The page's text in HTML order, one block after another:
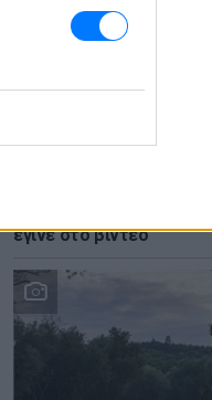
Ο Γιώργος Μανίκας
φάρσα σε υπάλληλο
έγινε στο βίντεο